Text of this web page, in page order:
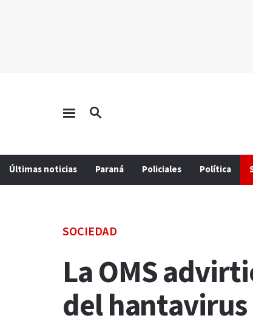
Últimas noticias Paraná Policiales Política
SOCIEDAD
La OMS
del hantavirus